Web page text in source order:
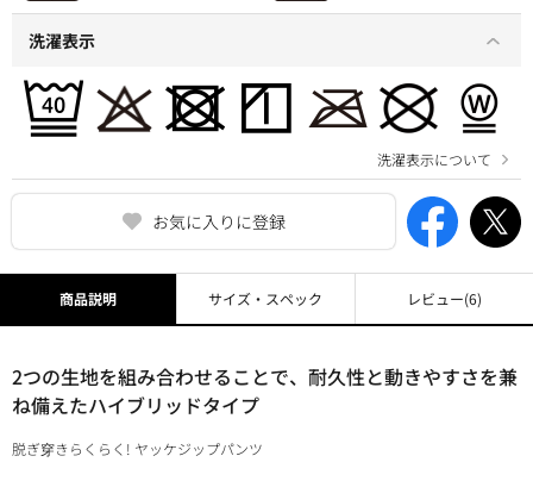
お気に入りに登録
洗濯表示
洗濯表示について
商品説明
2つの生地を組み合わせることで、耐久性と動きやすさを兼
ね備えたハイブリッドタイプ
脱ぎ穿きらくらく! ヤッケジップパンツ
サイズ・スペック レビュー(6)